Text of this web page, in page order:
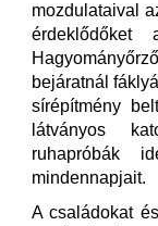
mozdulataival
érdeklődőket
bejáratnál
sírépítmény
látványos
ruhapróbák
mindennapjait.
A családokat